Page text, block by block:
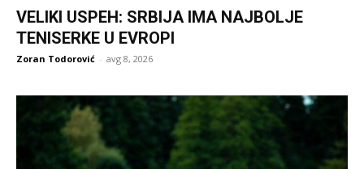
VELIKI USPEH: SRBIJA IMA NAJBOLJE
TENISERKE U EVROPI
Zoran Todorović - avg 8, 2026